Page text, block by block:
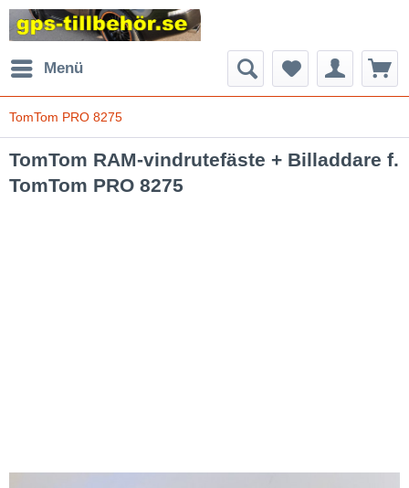
Menü
TomTom PRO 8275
TomTom RAM-vindrutefäste + Billaddare f.
TomTom PRO 8275